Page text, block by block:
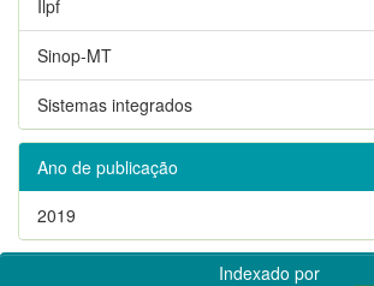
Ilpf
Sinop-MT
Sistemas integrados
Ano de publicação
2019
Indexado por